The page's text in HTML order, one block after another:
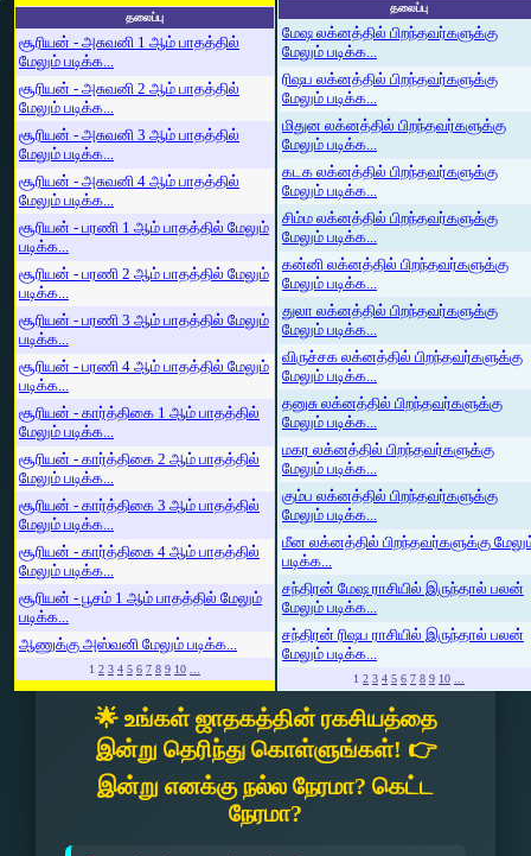
தலைப்பு
சூரியன் - அசுவனி 1 ஆம் பாதத்தில்
மேலும் படிக்க...
சூரியன் - அசுவனி 2 ஆம் பாதத்தில்
மேலும் படிக்க...
சூரியன் - அசுவனி 3 ஆம் பாதத்தில்
மேலும் படிக்க...
சூரியன் - அசுவனி 4 ஆம் பாதத்தில்
மேலும் படிக்க...
சூரியன் - பரணி 1 ஆம் பாதத்தில் மேலும்
படிக்க...
சூரியன் - பரணி 2 ஆம் பாதத்தில் மேலும்
படிக்க...
சூரியன் - பரணி 3 ஆம் பாதத்தில் மேலும்
படிக்க...
சூரியன் - பரணி 4 ஆம் பாதத்தில் மேலும்
படிக்க...
சூரியன் - கார்த்திகை 1 ஆம் பாதத்தில்
மேலும் படிக்க...
சூரியன் - கார்த்திகை 2 ஆம் பாதத்தில்
மேலும் படிக்க...
சூரியன் - கார்த்திகை 3 ஆம் பாதத்தில்
மேலும் படிக்க...
சூரியன் - கார்த்திகை 4 ஆம் பாதத்தில்
மேலும் படிக்க...
சூரியன் - பூசம் 1 ஆம் பாதத்தில் மேலும்
படிக்க...
ஆணுக்கு அஸ்வனி மேலும் படிக்க...
1 2 3 4 5 6 7 8 9 10 ...
தலைப்பு
மேஷ லக்னத்தில் பிறந்தவர்களுக்கு
மேலும் படிக்க...
ரிஷப லக்னத்தில் பிறந்தவர்களுக்கு
மேலும் படிக்க...
மிதுன லக்னத்தில் பிறந்தவர்களுக்கு
மேலும் படிக்க...
கடக லக்னத்தில் பிறந்தவர்களுக்கு
மேலும் படிக்க...
சிம்ம லக்னத்தில் பிறந்தவர்களுக்கு
மேலும் படிக்க...
கன்னி லக்னத்தில் பிறந்தவர்களுக்கு
மேலும் படிக்க...
துலா லக்னத்தில் பிறந்தவர்களுக்கு
மேலும் படிக்க...
விருச்சக லக்னத்தில் பிறந்தவர்களுக்கு
மேலும் படிக்க...
தனுசு லக்னத்தில் பிறந்தவர்களுக்கு
மேலும் படிக்க...
மகர லக்னத்தில் பிறந்தவர்களுக்கு
மேலும் படிக்க...
கும்ப லக்னத்தில் பிறந்தவர்களுக்கு
மேலும் படிக்க...
மீன லக்னத்தில் பிறந்தவர்களுக்கு
படிக்க...
சந்திரன் மேஷ ராசியில் இருந்தால் பலன்
மேலும் படிக்க...
சந்திரன் ரிஷப ராசியில் இருந்தால் பலன்
மேலும் படிக்க...
1 2 3 4 5 6 7 8 9 10 ...
🌟 உங்கள் ஜாதகத்தின் ரகசியத்தை
இன்று தெரிந்து கொள்ளுங்கள்! 👉
இன்று எனக்கு நல்ல நேரமா? கெட்ட
நேரமா?